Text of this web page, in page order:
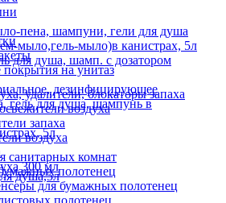
на унитаз
пена, шампуни, гели для душа
мыло,гель-мыло)в канистрах, 5л
для душа, шамп. с дозатором
дезинфицирующее
гель для душа, шампунь в
5л
душа,5л
удалители, блокаторы запаха
воздуха
запаха
воздуха
300 мл
санитарных комнат
полотенец
для бумажных полотенец
полотенец